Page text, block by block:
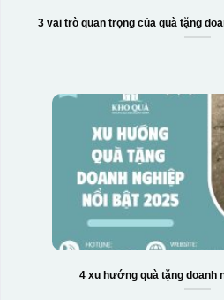
3 vai trò quan trọng của quà tặng
4 xu hướng quà tặng doanh